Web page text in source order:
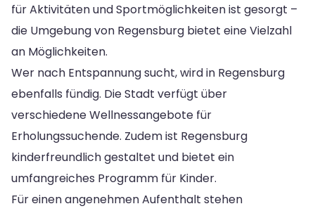
für Aktivitäten und Sportmöglichkeiten ist gesorgt –
die Umgebung von Regensburg bietet eine Vielzahl
an Möglichkeiten.
Wer nach Entspannung sucht, wird in Regensburg
ebenfalls fündig. Die Stadt verfügt über
verschiedene Wellnessangebote für
Erholungssuchende. Zudem ist Regensburg
kinderfreundlich gestaltet und bietet ein
umfangreiches Programm für Kinder.
Für einen angenehmen Aufenthalt stehen